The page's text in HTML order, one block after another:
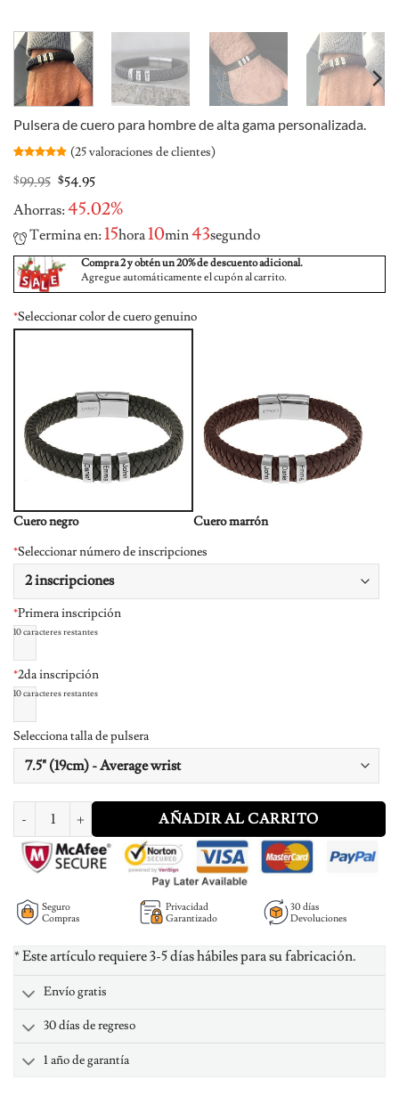
Pulsera de cuero para hombre de alta gama personalizada.
4.84sobre
5 basado
puntuaciones
(25valoraciones de clientes)
$99.95 Original
was:
$54.95Current
is:
$54.95.
Ahorras:45.02%
Termina en:15hora10min42segundo
Compra 2 y obtén un 20% de descuento adicional.
Agregue automáticamente el cupón al carrito.
*Seleccionar color de cuero genuino
Cuero negro
Cuero marrón
*Seleccionar número de inscripciones
*Primera inscripción
10caracteres restantes
*2da inscripción
10caracteres restantes
Selecciona talla de pulsera
Personalized men leather High-end bracelet cantidad
AÑADIR AL CARRITO
Seguro
Compras
Privacidad
Garantizado
30 días
Devoluciones
* Este artículo requiere 3-5 días hábiles para su fabricación.
Envío gratis
30 días de regreso
1 año de garantía